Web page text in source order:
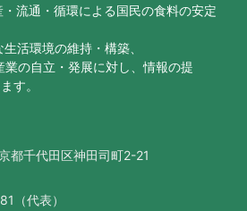
流通・循環による国民の食料の安定
活環境の維持・構築、
の自立・発展に対し、情報の提
す。
都千代田区神田司町2-21
（代表）